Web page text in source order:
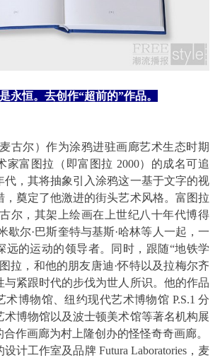
永恒。去创作“超前的”作品。
古尔）作为涂鸦进驻画廊艺术生态时期
家富图拉（即富图拉 2000）的成名可追
代，其将抽象引入涂鸦这一基于文字的视
，奠定了他激进的街头艺术风格。富图拉
尔，其架上绘画在上世纪八十年代博得
歇尔·巴斯奎特与基斯·哈林等人一起，一
远的运动的领导者。同时，跟随“地铁学
拉，和他的朋友唐迪·怀特以及拉梅尔齐
与紧跟时代的步伐为世人所识。他的作品
术博物馆、纽约现代艺术博物馆 P.S.1 分
术博物馆以及波士顿美术馆等著名机构展
作画廊为村上隆创办的怪怪奇奇画廊。
计工作室及品牌 Futura Laboratories，麦